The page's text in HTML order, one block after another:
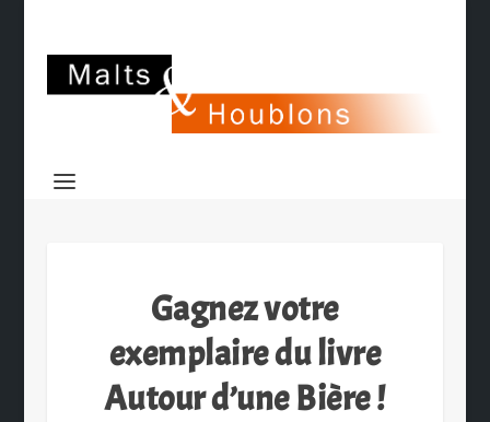
Gagnez votre
exemplaire du livre
Autour d’une Bière !